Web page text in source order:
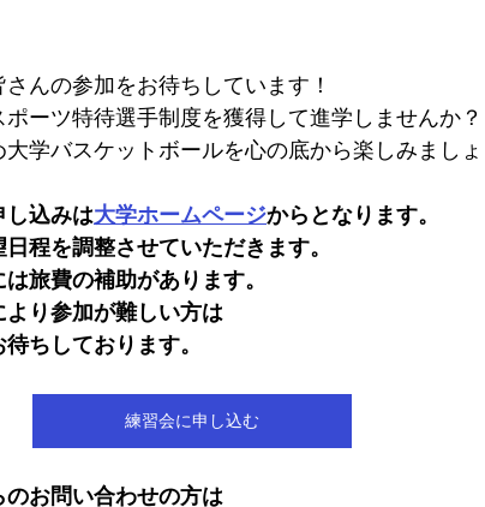
んの参加をお待ちしています！
ーツ特待選手制度を獲得して進学しませんか？
学バスケットボールを心の底から楽しみまし
込みは大学ホームページからとなります。
程を調整させていただきます。
旅費の補助があります。
り参加が難しい方は
ちしております。
練習会に申し込む
お問い合わせの方は